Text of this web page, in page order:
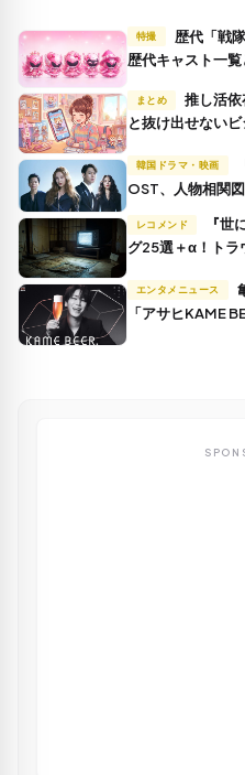
特撮
歴代キャスト一
まとめ
推し活依存はなぜ起きる？有名人崇拝症候群
と抜け出せない
韓国ドラマ・映画
OST、人物相関
レコメンド
グ25選＋α！トラ
エンタメニュース
「アサヒKAME